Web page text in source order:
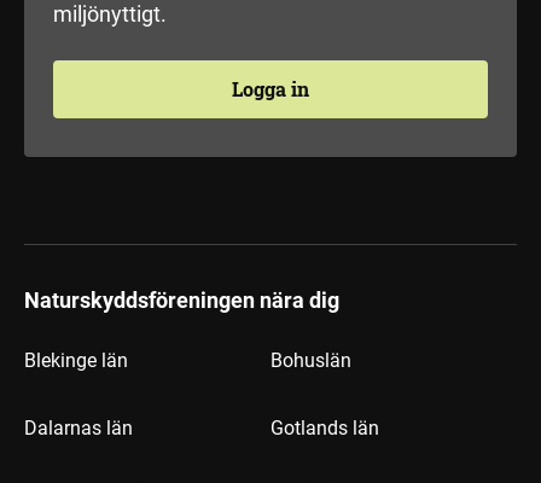
miljönyttigt.
Logga in
Naturskyddsföreningen nära dig
Blekinge län Bohuslän
Dalarnas län Gotlands län